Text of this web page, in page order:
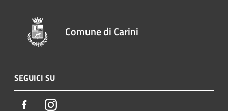
Comune di Carini
SEGUICI SU
FacebookInstagram